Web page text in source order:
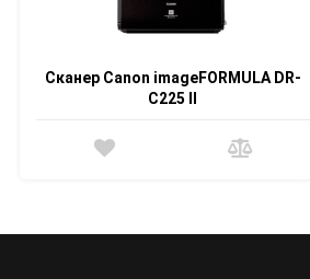
Сканер Canon imageFORMULA DR-
C225 II